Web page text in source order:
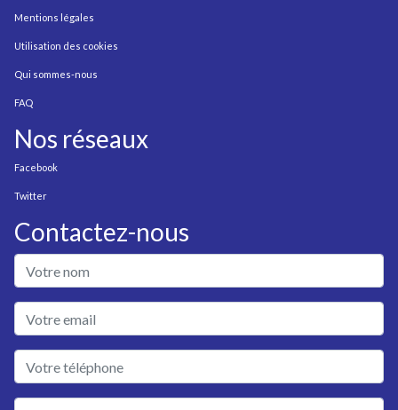
Mentions légales
Utilisation des cookies
Qui sommes-nous
FAQ
Nos réseaux
Facebook
Twitter
Contactez-nous